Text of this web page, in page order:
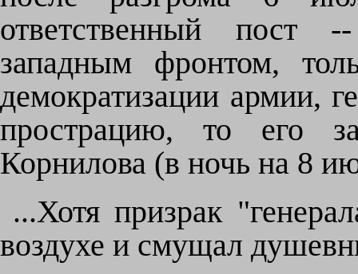
ответственный пост
западным фронтом,
демократизации армии,
прострацию, то его
Корнилова (в ночь на 8
...Хотя призрак
воздухе и смущал